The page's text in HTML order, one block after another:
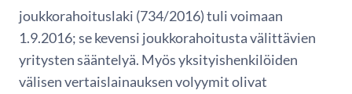
joukkorahoituslaki (734/2016) tuli voimaan
1.9.2016; se kevensi joukkorahoitusta välittävien
yritysten sääntelyä. Myös yksityishenkilöiden
välisen vertaislainauksen volyymit olivat